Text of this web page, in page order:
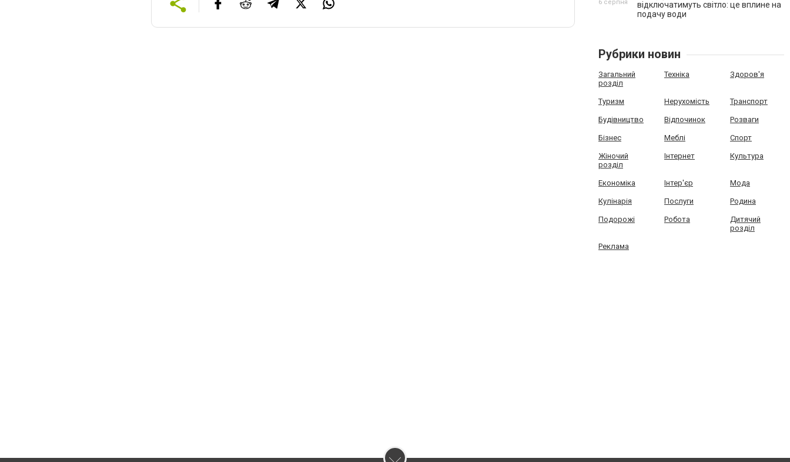
відключатимуть світло: це вплине на
подачу води
6 серпня
Рубрики новин
Загальний
розділ
Техніка Здоров'я
Туризм Нерухомість Транспорт
Будівництво Відпочинок Розваги
Бізнес Меблі Спорт
Жіночий
розділ
Інтернет Культура
Економіка Інтер'єр Мода
Кулінарія Послуги Родина
Подорожі Робота
Дитячий
розділ
Реклама